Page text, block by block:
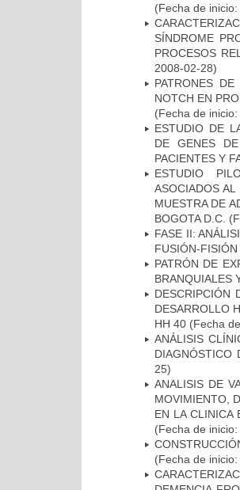
(Fecha de
SÍNDROME
PROCESOS
2008-02-28)
PATRONES
NOTCH EN
(Fecha de
ESTUDIO DE
DE GENES
PACIENTES Y
ESTUDIO
ASOCIADOS
MUESTRA DE
BOGOTA D.C.
FASE II:
FUSIÓN-
PATRÓN DE
BRANQUIALES
DESCRIPCIÓN
DESARROLLO
HH 40 (Fecha
ANÁLISIS
DIAGNÓSTICO
25)
ANALISIS DE
MOVIMIENTO,
EN LA CLINICA
(Fecha de
(Fecha de